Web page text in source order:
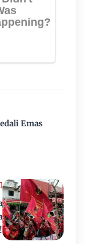
Emas